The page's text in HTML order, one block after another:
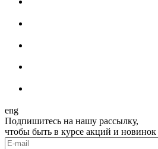
eng
Подпишитесь на нашу рассылку,
чтобы быть в курсе акций и новинок